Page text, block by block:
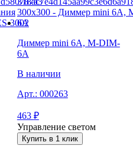
Диммер mini 6A, M-DIM-
6А
В наличии
Арт.: 000263
463 ₽
Управление светом
Купить в 1 клик